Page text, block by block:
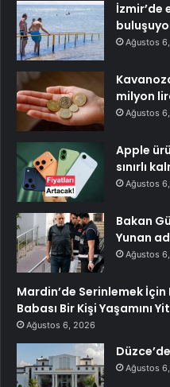
Ağustos
milyon
Ağustos
Apple
sınırlı
Ağustos
Bakan
Yunan
Ağustos
Mardin’de Serinlemek
Babası Bir Kişi Yaşamını
Ağustos 6, 2026
Ağustos